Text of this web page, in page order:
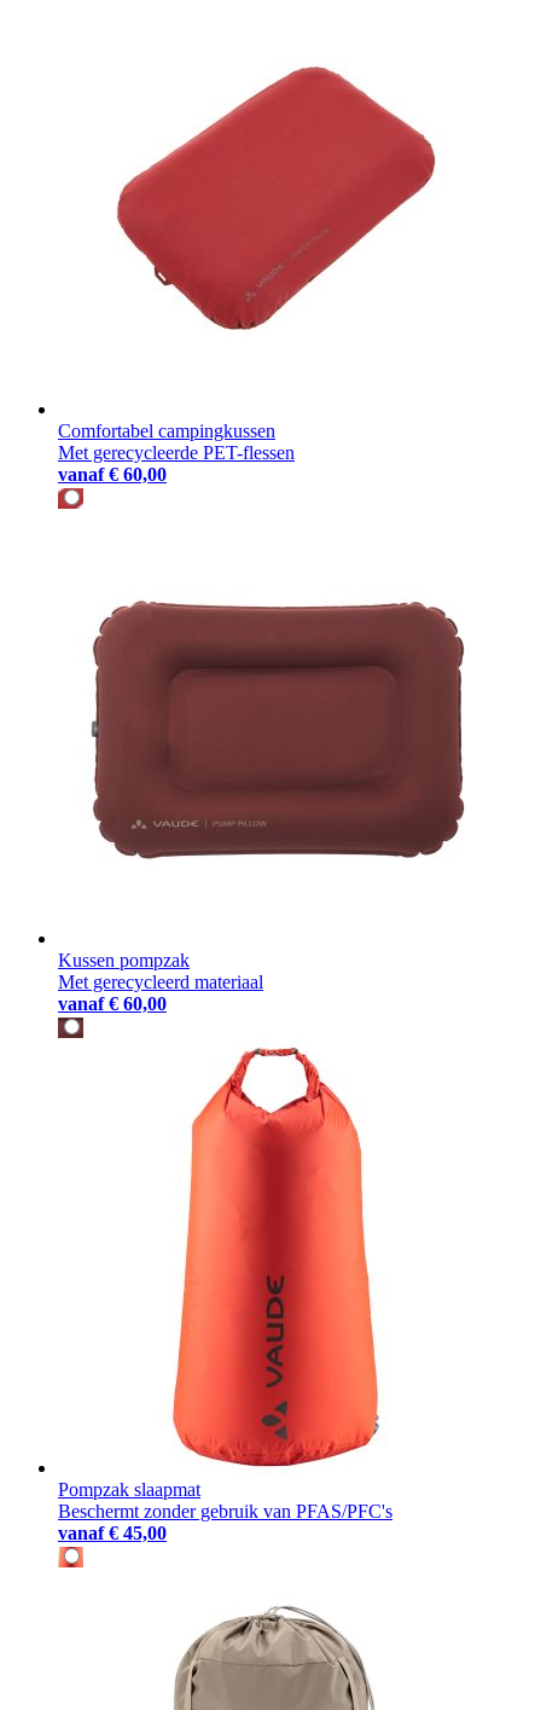
Comfortabel campingkussen
Met gerecycleerde PET-flessen
vanaf € 60,00
Kussen pompzak
Met gerecycleerd materiaal
vanaf € 60,00
Pompzak slaapmat
Beschermt zonder gebruik van PFAS/PFC's
vanaf € 45,00